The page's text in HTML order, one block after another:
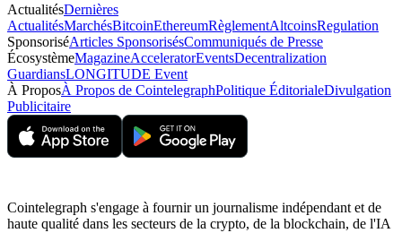
ActualitésDernières
ActualitésMarchésBitcoinEthereumRèglementAltcoinsRegulation
SponsoriséArticles SponsorisésCommuniqués de Presse
ÉcosystèmeMagazineAcceleratorEventsDecentralization
GuardiansLONGITUDE Event
À ProposÀ Propos de CointelegraphPolitique ÉditorialeDivulgation
Publicitaire
Cointelegraph s'engage à fournir un journalisme indépendant et de
haute qualité dans les secteurs de la crypto, de la blockchain, de l'IA